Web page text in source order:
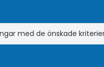
med de önskade